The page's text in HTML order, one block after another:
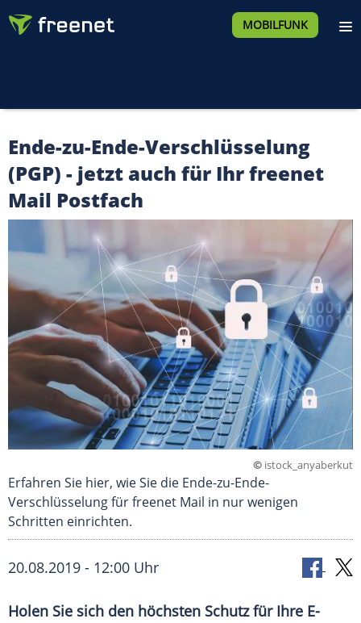
MOBILFUNK
Ende-zu-Ende-Verschlüsselung
(PGP) - jetzt auch für Ihr freenet
Mail Postfach
© istock_anyaberkut
Erfahren Sie hier, wie Sie die Ende-zu-Ende-
Verschlüsselung für freenet Mail in nur wenigen
Schritten einrichten.
20.08.2019 - 12:00 Uhr
Holen Sie sich den höchsten Schutz für Ihre E-